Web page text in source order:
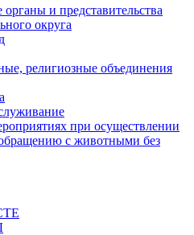
и представительства
округа
религиозные объединения
при осуществлении
обращению с животными без